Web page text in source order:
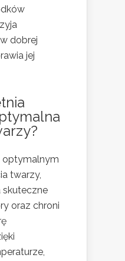
dobrej
jej
optymalnym
twarzy,
skuteczne
oraz chroni